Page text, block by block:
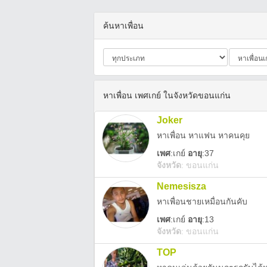
ค้นหาเพื่อน
หาเพื่อน เพศเกย์ ในจังหวัดขอนแก่น
Joker
หาเพื่อน หาแฟน หาคนคุย
เพศ:เกย์ อายุ:37
จังหวัด: ขอนแก่น
Nemesisza
หาเพื่อนชายเหมื่อนกันคับ
เพศ:เกย์ อายุ:13
จังหวัด: ขอนแก่น
TOP